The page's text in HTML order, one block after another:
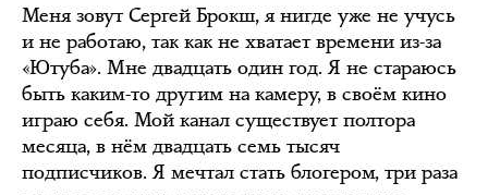
Меня зовут Сергей Брокш, я нигде уже не учусь
и не работаю, так как не хватает времени из-за
«Ютуба». Мне двадцать один год. Я не стараюсь
быть каким-то другим на камеру, в своём кино
играю себя. Мой канал существует полтора
месяца, в нём двадцать семь тысяч
подписчиков. Я мечтал стать блогером, три раза